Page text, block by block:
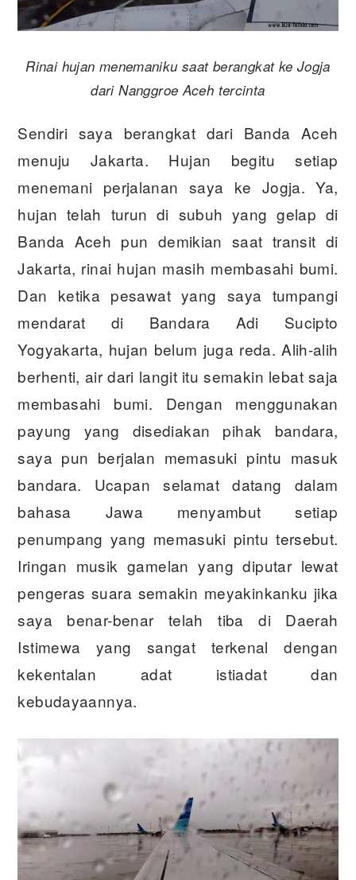
Rinai hujan menemaniku saat berangkat ke Jogja
dari Nanggroe Aceh tercinta
Sendiri saya berangkat dari Banda Aceh
menuju Jakarta. Hujan begitu setiap
menemani perjalanan saya ke Jogja. Ya,
hujan telah turun di subuh yang gelap di
Banda Aceh pun demikian saat transit di
Jakarta, rinai hujan masih membasahi bumi.
Dan ketika pesawat yang saya tumpangi
mendarat di Bandara Adi Sucipto
Yogyakarta, hujan belum juga reda. Alih-alih
berhenti, air dari langit itu semakin lebat saja
membasahi bumi. Dengan menggunakan
payung yang disediakan pihak bandara,
saya pun berjalan memasuki pintu masuk
bandara. Ucapan selamat datang dalam
bahasa Jawa menyambut setiap
penumpang yang memasuki pintu tersebut.
Iringan musik gamelan yang diputar lewat
pengeras suara semakin meyakinkanku jika
saya benar-benar telah tiba di Daerah
Istimewa yang sangat terkenal dengan
kekentalan adat istiadat dan
kebudayaannya.